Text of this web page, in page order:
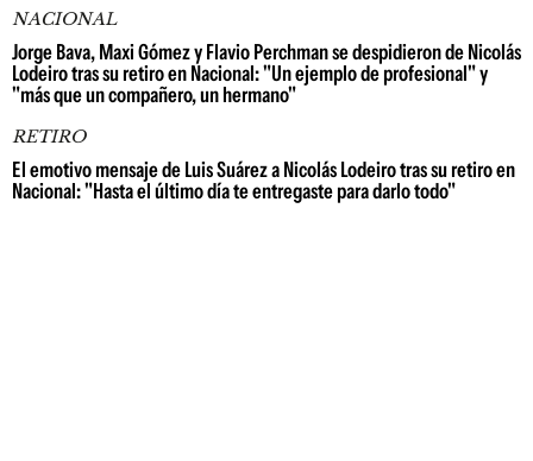
NACIONAL
Jorge Bava, Maxi Gómez y Flavio Perchman se despidieron de Nicolás
Lodeiro tras su retiro en Nacional: "Un ejemplo de profesional" y
"más que un compañero, un hermano"
RETIRO
El emotivo mensaje de Luis Suárez a Nicolás Lodeiro tras su retiro en
Nacional: "Hasta el último día te entregaste para darlo todo"